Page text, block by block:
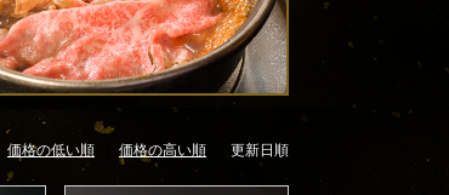
価格の低い順 価格の高い順 更新日順